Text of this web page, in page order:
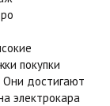
покупки
Они достигают
электрокара